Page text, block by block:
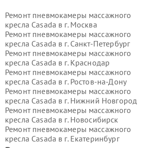
Ремонт пневмокамеры массажного
кресла Casada в г. Москва
Ремонт пневмокамеры массажного
кресла Casada в г. Санкт-Петербург
Ремонт пневмокамеры массажного
кресла Casada в г. Краснодар
Ремонт пневмокамеры массажного
кресла Casada в г. Ростов-на-Дону
Ремонт пневмокамеры массажного
кресла Casada в г. Нижний Новгород
Ремонт пневмокамеры массажного
кресла Casada в г. Новосибирск
Ремонт пневмокамеры массажного
кресла Casada в г. Екатеринбург